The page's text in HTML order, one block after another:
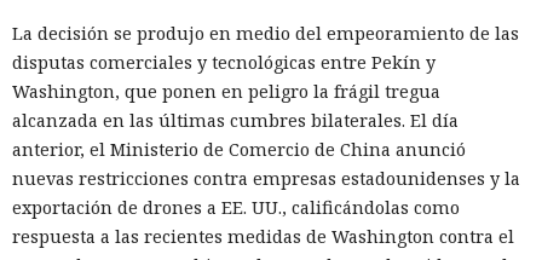
El navegador que por sí mismo navega por páginas, rellena
La decisión se produjo en medio del empeoramiento de las
disputas comerciales y tecnológicas entre Pekín y
Washington, que ponen en peligro la frágil tregua
alcanzada en las últimas cumbres bilaterales. El día
anterior, el Ministerio de Comercio de China anunció
nuevas restricciones contra empresas estadounidenses y la
exportación de drones a EE. UU., calificándolas como
respuesta a las recientes medidas de Washington contra el